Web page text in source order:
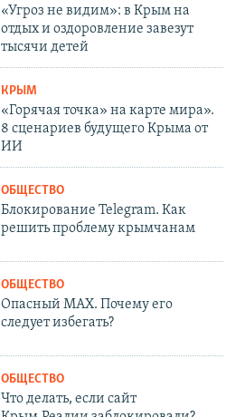
«Угроз не видим»: в Крым на
отдых и оздоровление завезут
тысячи детей
КРЫМ
«Горячая точка» на карте мира».
8 сценариев будущего Крыма от
ИИ
ОБЩЕСТВО
Блокирование Telegram. Как
решить проблему крымчанам
ОБЩЕСТВО
Опасный MAX. Почему его
следует избегать?
ОБЩЕСТВО
Что делать, если сайт